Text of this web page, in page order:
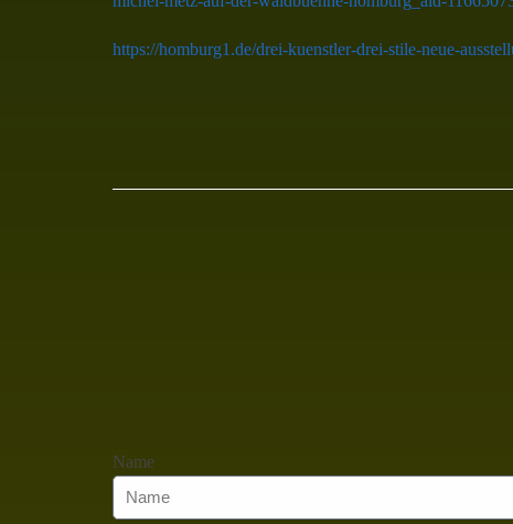
https://homburg1.de/drei-kuenstler-drei-stile-neue-
Name